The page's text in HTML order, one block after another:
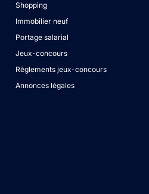
Shopping
Immobilier neuf
Portage salarial
Jeux-concours
Règlements jeux-concours
Annonces légales